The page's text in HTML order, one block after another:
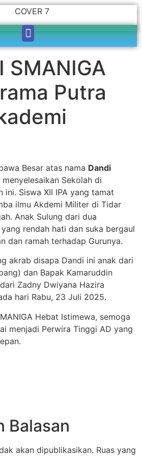
SMANIGA
Putra
Besar atas nama Dandi
menyelesaikan Sekolah di
ini. Siswa XII IPA yang tamat
ilmu Akdemi Militer di Tidar
Anak Sulung dari dua
rendah hati dan suka bergaul
dan ramah terhadap Gurunya.
akrab disapa Dandi ini anak dari
dan Bapak Kamaruddin
Zadny Dwiyana Hazira
hari Rabu, 23 Juli 2025.
Hebat Istimewa, semoga
menjadi Perwira Tinggi AD yang
Balasan
akan dipublikasikan. Ruas yang